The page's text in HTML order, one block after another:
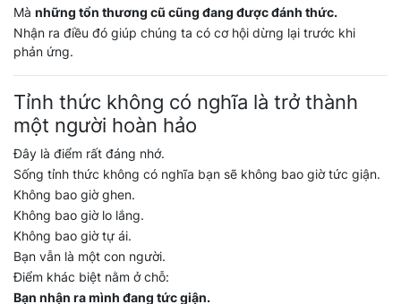
Mà những tổn thương cũ cũng đang được đánh thức.
Nhận ra điều đó giúp chúng ta có cơ hội dừng lại trước khi
phản ứng.
Tỉnh thức không có nghĩa là trở thành
một người hoàn hảo
Đây là điểm rất đáng nhớ.
Sống tỉnh thức không có nghĩa bạn sẽ không bao giờ tức giận.
Không bao giờ ghen.
Không bao giờ lo lắng.
Không bao giờ tự ái.
Bạn vẫn là một con người.
Điểm khác biệt nằm ở chỗ:
Bạn nhận ra mình đang tức giận.